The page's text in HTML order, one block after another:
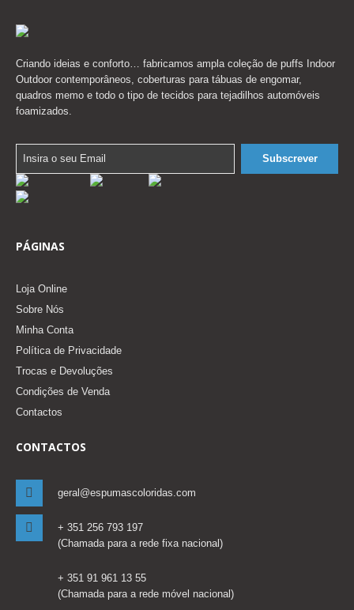
Criando ideias e conforto… fabricamos ampla coleção de puffs Indoor
Outdoor contemporâneos, coberturas para tábuas de engomar,
quadros memo e todo o tipo de tecidos para tejadilhos automóveis
foamizados.
PÁGINAS
Loja Online
Sobre Nós
Minha Conta
Política de Privacidade
Trocas e Devoluções
Condições de Venda
Contactos
CONTACTOS
geral@espumascoloridas.com
+ 351 256 793 197
(Chamada para a rede fixa nacional)
+ 351 91 961 13 55
(Chamada para a rede móvel nacional)